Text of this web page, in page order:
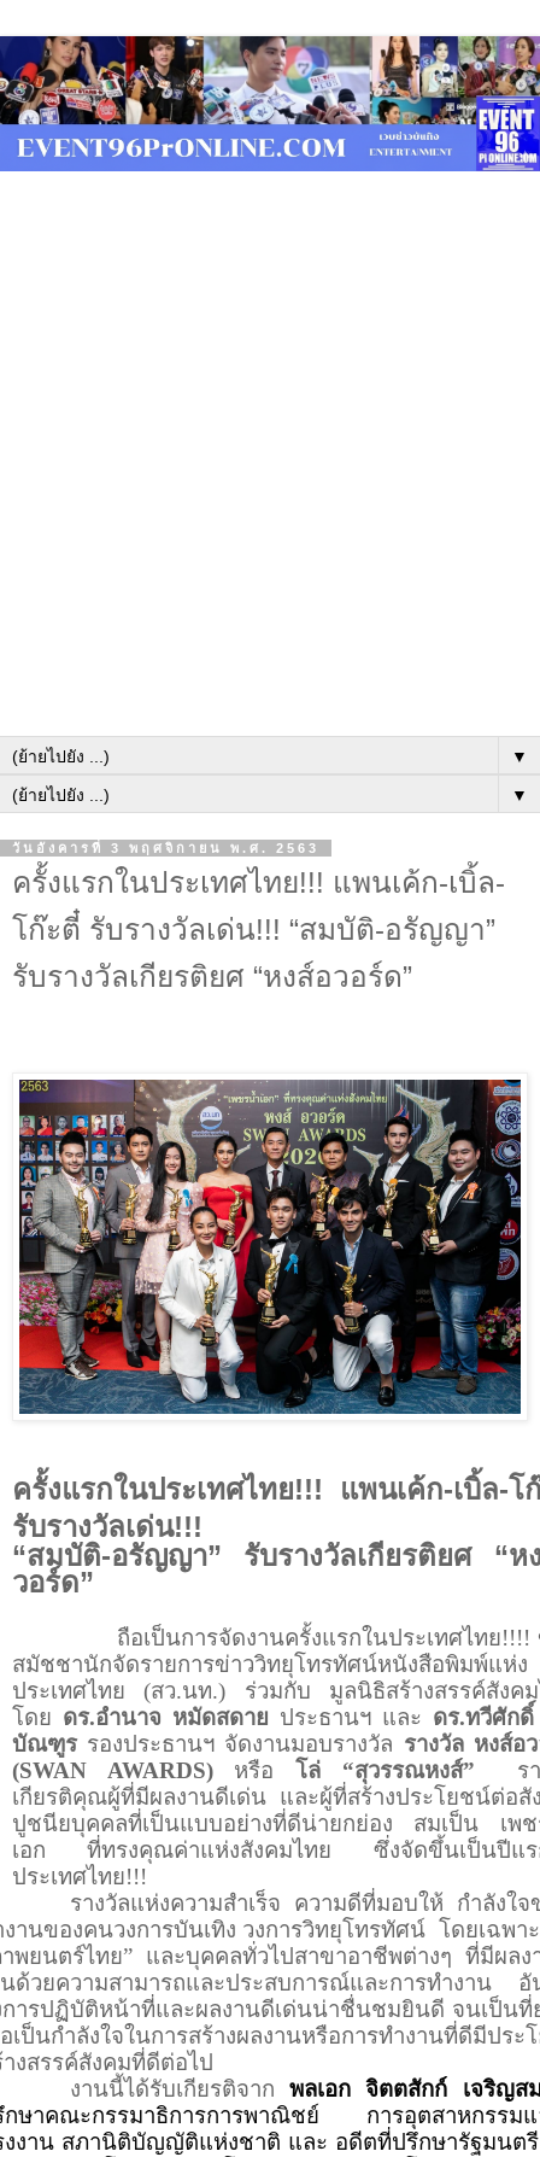
▼
▼
วันอังคารที่ 3 พฤศจิกายน พ.ศ. 2563
ครั้งแรกในประเทศไทย!!! แพนเค้ก-เบิ้ล-
โก๊ะตี๋ รับรางวัลเด่น!!! “สมบัติ-อรัญญา”
รับรางวัลเกียรติยศ “หงส์อวอร์ด”
ครั้งแรกในประเทศไทย!!! แพนเค้ก-เบิ้ล-โ
รับรางวัลเด่น!!!
“สมบัติ-อรัญญา” รับรางวัลเกียรติยศ “ห
วอร์ด”
ถือเป็นการจัดงานครั้งแรกในประเทศไทย!!!!
สมัชชานักจัดรายการข่าววิทยุโทรทัศน์หนังสือพิมพ์แห่ง
ประเทศไทย (สว.นท.) ร่วมกับ มูลนิธิสร้างสรรค์สังค
โดย ดร.อำนาจ หมัดสดาย ประธานฯ และ ดร.ทวีศักดิ์
บัณฑูรรองประธานฯ จัดงานมอบรางวัล รางวัล หงส์อ
(SWAN AWARDS) หรือ โล่ “สุวรรณหงส์”
ร
เกียรติคุณผู้ที่มีผลงานดีเด่น และผู้ที่สร้างประโยชน์ต่อสั
ปูชนียบุคคลที่เป็นแบบอย่างที่ดีน่ายกย่อง สมเป็น เพช
เอก ที่ทรงคุณค่าแห่งสังคมไทย ซึ่งจัดขึ้นเป็นปีแร
ประเทศไทย!!!
รางวัลแห่งความสำเร็จ ความดีที่มอบให้ กำลังใจ
านของคนวงการบันเทิง วงการวิทยุโทรทัศน์ โดยเฉพา
าพยนตร์ไทย” และบุคคลทั่วไปสาขาอาชีพต่างๆ ที่มีผลง
นด้วยความสามารถและประสบการณ์และการทำงาน อั
การปฏิบัติหน้าที่และผลงานดีเด่นน่าชื่นชมยินดี จนเป็นที่
เป็นกำลังใจในการสร้างผลงานหรือการทำงานที่ดีมีประ
งสรรค์สังคมที่ดีต่อไป
งานนี้ได้รับเกียรติจากพลเอก จิตตสักก์ เจริญส
กษาคณะกรรมาธิการการพาณิชย์ การอุตสาหกรรมแ
งงาน สภานิติบัญญัติแห่งชาติ และ อดีตที่ปรึกษารัฐมนตรี